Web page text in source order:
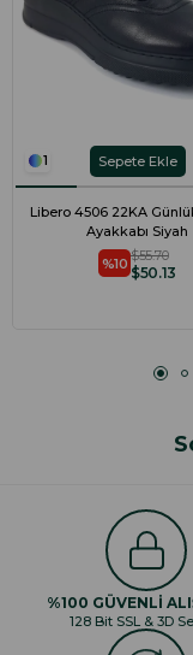
1
Libero 4506 22KA
Ayakkabı Siyah
%10$50.13
$55.70
Sepete Ekle
%100 GÜVENLİ
128 Bit SSL & 3D